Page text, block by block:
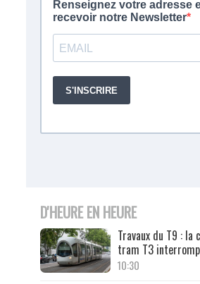
D'HEURE EN HEURE
Travaux du T9 : la
tram T3
10:30